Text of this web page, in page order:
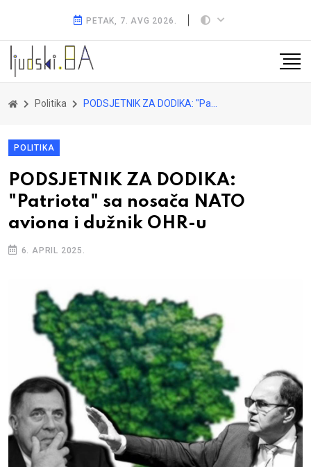
PETAK, 7. AVG 2026.
Politika PODSJETNIK ZA DODIKA: "Patriota" sa nosača NATO aviona i dužnik OHR-u
POLITIKA
PODSJETNIK ZA DODIKA:
"Patriota" sa nosača NATO
aviona i dužnik OHR-u
6. APRIL 2025.